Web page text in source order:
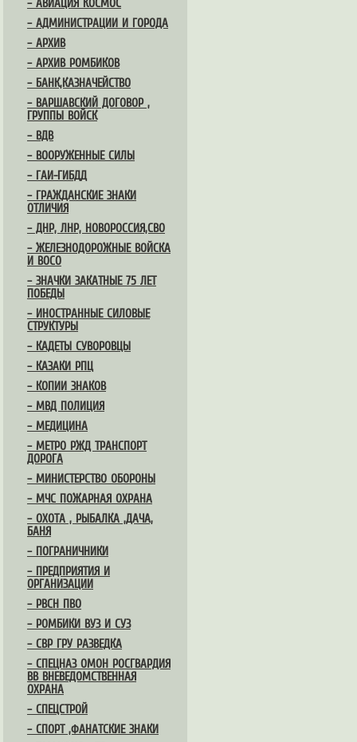
– АВИАЦИЯ КОСМОС
– АДМИНИСТРАЦИИ И ГОРОДА
– АРХИВ
– АРХИВ РОМБИКОВ
– БАНК,КАЗНАЧЕЙСТВО
– ВАРШАВСКИЙ ДОГОВОР ,
ГРУППЫ ВОЙСК
– ВДВ
– ВООРУЖЕННЫЕ СИЛЫ
– ГАИ-ГИБДД
– ГРАЖДАНСКИЕ ЗНАКИ
ОТЛИЧИЯ
– ДНР, ЛНР, НОВОРОССИЯ,СВО
– ЖЕЛЕЗНОДОРОЖНЫЕ ВОЙСКА
И ВОСО
– ЗНАЧКИ ЗАКАТНЫЕ 75 ЛЕТ
ПОБЕДЫ
– ИНОСТРАННЫЕ СИЛОВЫЕ
СТРУКТУРЫ
– КАДЕТЫ СУВОРОВЦЫ
– КАЗАКИ РПЦ
– КОПИИ ЗНАКОВ
– МВД ПОЛИЦИЯ
– МЕДИЦИНА
– МЕТРО РЖД ТРАНСПОРТ
ДОРОГА
– МИНИСТЕРСТВО ОБОРОНЫ
– МЧС ПОЖАРНАЯ ОХРАНА
– ОХОТА , РЫБАЛКА ,ДАЧА,
БАНЯ
– ПОГРАНИЧНИКИ
– ПРЕДПРИЯТИЯ И
ОРГАНИЗАЦИИ
– РВСН ПВО
– РОМБИКИ ВУЗ И СУЗ
– СВР ГРУ РАЗВЕДКА
– СПЕЦНАЗ ОМОН РОСГВАРДИЯ
ВВ ВНЕВЕДОМСТВЕННАЯ
ОХРАНА
– СПЕЦСТРОЙ
– СПОРТ ,ФАНАТСКИЕ ЗНАКИ